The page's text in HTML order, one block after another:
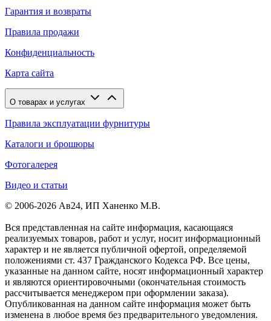
Гарантия и возвраты
Правила продажи
Конфиденциальность
Карта сайта
О товарах и услугах
Правила эксплуатации фурнитуры
Каталоги и брошюры
Фотогалерея
Видео и статьи
© 2006-2026 Ав24, ИП Ханенко М.В.
Вся представленная на сайте информация, касающаяся
реализуемых товаров, работ и услуг, носит информационный
характер и не является публичной офертой, определяемой
положениями ст. 437 Гражданского Кодекса РФ. Все цены,
указанные на данном сайте, носят информационный характер
и являются ориентировочными (окончательная стоимость
рассчитывается менеджером при оформлении заказа).
Опубликованная на данном сайте информация может быть
изменена в любое время без предварительного уведомления.